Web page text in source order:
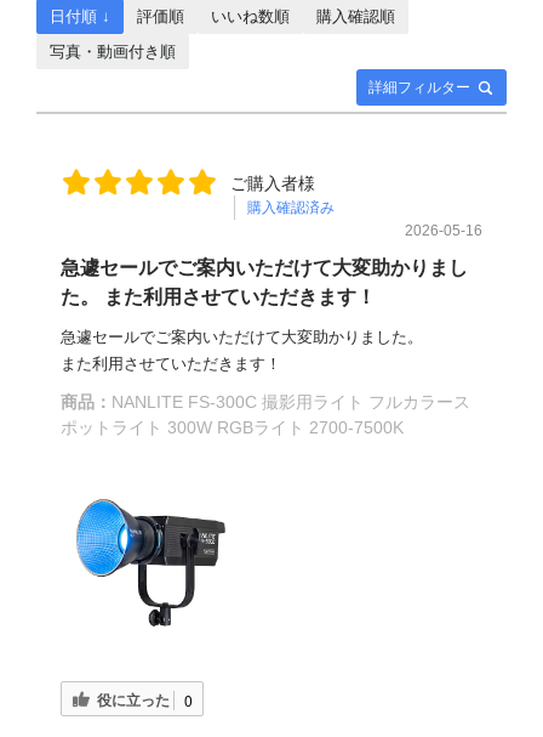
詳細フィルター
日付順 ↓ 評価順 いいね数順
購入確認順
写真・動画付き順
ご購入者様
購入確認済み
2026-05-16
急遽セールでご案内いただけて大変助かりまし
た。 また利用させていただきます！
急遽セールでご案内いただけて大変助かりました。
また利用させていただきます！
商品： NANLITE FS-300C 撮影用ライト フルカラース
ポットライト 300W RGBライト 2700-7500K
役に立った 0